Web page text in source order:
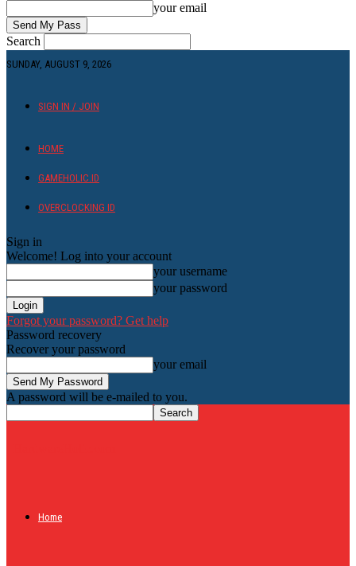
your email
Search
SUNDAY, AUGUST 9, 2026
SIGN IN / JOIN
HOME
GAMEHOLIC.ID
OVERCLOCKING ID
Sign in
Welcome! Log into your account
your username
your password
Forgot your password? Get help
Password recovery
Recover your password
your email
A password will be e-mailed to you.
Home